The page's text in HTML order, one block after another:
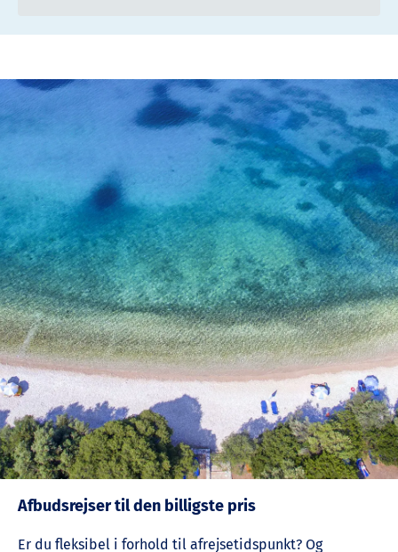
Afbudsrejser til den billigste pris
Er du fleksibel i forhold til afrejsetidspunkt? Og